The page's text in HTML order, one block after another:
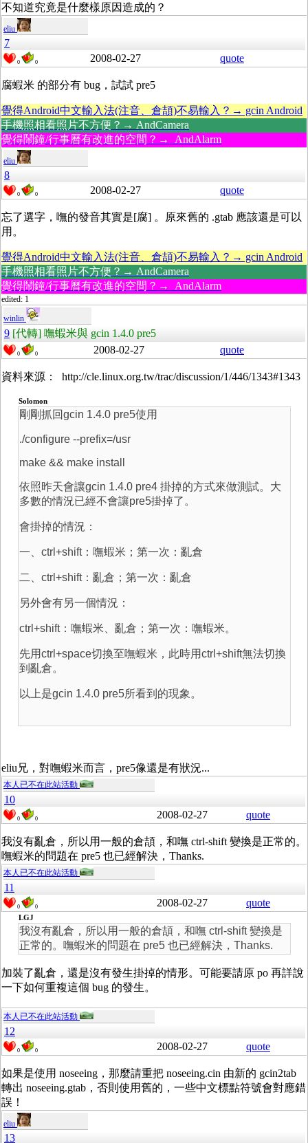
不知道究竟是什麼樣原因造成的？
eliu
7
0 0 2008-02-27 quote
腐蝦米 的部分有 bug，試試 pre5
覺得Android中文輸入法(注音、倉頡)不易輸入？→ gcin Android
手機照相看照片不方便？→ AndCamera
覺得鬧鐘/行事曆有改進的空間？→ AndAlarm
eliu
8
0 0 2008-02-27 quote
忘了選字，嘸的發音其實是[腐] 。原來舊的 .gtab 應該還是可以
用。
覺得Android中文輸入法(注音、倉頡)不易輸入？→ gcin Android
手機照相看照片不方便？→ AndCamera
覺得鬧鐘/行事曆有改進的空間？→ AndAlarm
edited: 1
winlin
9 [代轉] 嘸蝦米與 gcin 1.4.0 pre5
0 0 2008-02-27 quote
資料來源： http://cle.linux.org.tw/trac/discussion/1/446/1343#1343
Solomon
剛剛抓回gcin 1.4.0 pre5使用
./configure --prefix=/usr
make && make install
依照昨天會讓gcin 1.4.0 pre4 掛掉的方式來做測試。大
多數的情況已經不會讓pre5掛掉了。
會掛掉的情況：
一、ctrl+shift：嘸蝦米；第一次：亂倉
二、ctrl+shift：亂倉；第一次：亂倉
另外會有另一個情況：
ctrl+shift：嘸蝦米、亂倉；第一次：嘸蝦米。
先用ctrl+space切換至嘸蝦米，此時用ctrl+shift無法切換
到亂倉。
以上是gcin 1.4.0 pre5所看到的現象。
eliu兄，對嘸蝦米而言，pre5像還是有狀況...
本人已不在此站活動
10
0 0 2008-02-27 quote
我沒有亂倉，所以用一般的倉頡，和嘸 ctrl-shift 變換是正常的。
嘸蝦米的問題在 pre5 也已經解決，Thanks.
本人已不在此站活動
11
0 0 2008-02-27 quote
LGJ
我沒有亂倉，所以用一般的倉頡，和嘸 ctrl-shift 變換是
正常的。嘸蝦米的問題在 pre5 也已經解決，Thanks.
加裝了亂倉，還是沒有發生掛掉的情形。可能要請原 po 再詳說
一下如何重複這個 bug 的發生。
本人已不在此站活動
12
0 0 2008-02-27 quote
如果是使用 noseeing，那麼請重把 noseeing.cin 由新的 gcin2tab
轉出 noseeing.gtab，否則使用舊的，一些中文標點符號會對應錯
誤！
eliu
13